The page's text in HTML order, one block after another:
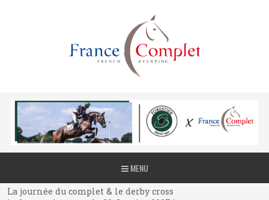
MENU
La journée du complet & le derby cross
indoor reviennent le 23 Janvier 2027 !
La journée du complet & le derby cross